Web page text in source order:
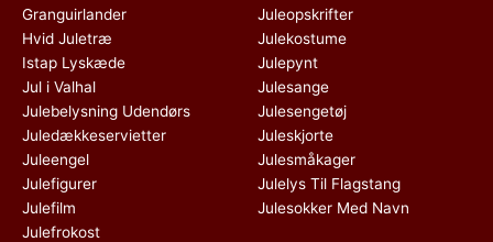
Granguirlander
Hvid Juletræ
Istap Lyskæde
Jul i Valhal
Julebelysning Udendørs
Juledækkeservietter
Juleengel
Julefigurer
Julefilm
Julefrokost
Juleopskrifter
Julekostume
Julepynt
Julesange
Julesengetøj
Juleskjorte
Julesmåkager
Julelys Til Flagstang
Julesokker Med Navn